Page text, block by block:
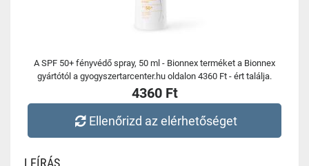
A SPF 50+ fényvédő spray, 50 ml - Bionnex terméket a Bionnex
gyártótól a gyogyszertarcenter.hu oldalon 4360 Ft - ért találja.
4360 Ft
Ellenőrizd az elérhetőséget
LEÍRÁS